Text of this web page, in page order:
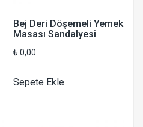
Bej Deri Döşemeli Yemek
Masası Sandalyesi
₺ 0,00
Sepete Ekle